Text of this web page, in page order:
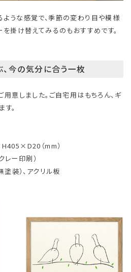
うな感覚で、季節の変わり目や模様
掛け替えてみるのもおすすめです。
今の気分に合う一枚
意しました。ご自宅用はもちろん、ギ
。
（mm）
レー印刷）
装）、アクリル板